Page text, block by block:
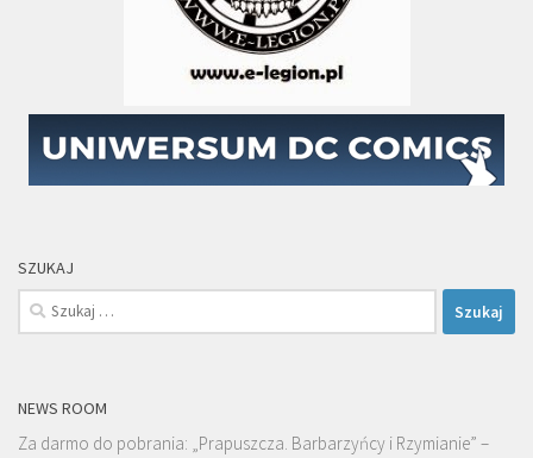
SZUKAJ
Szukaj:
NEWS ROOM
Za darmo do pobrania: „Prapuszcza. Barbarzyńcy i Rzymianie” –